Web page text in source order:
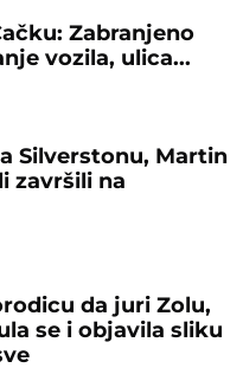
Zabranjeno
vozila, ulica...
Silverstonu, Martin
završili na
da juri Zolu,
se i objavila sliku